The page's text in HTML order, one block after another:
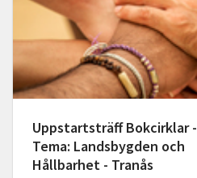
Uppstartsträff Bokcirklar -
Tema: Landsbygden och
Hållbarhet - Tranås